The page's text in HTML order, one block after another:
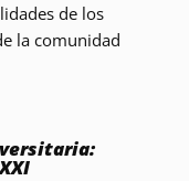
de los
la comunidad